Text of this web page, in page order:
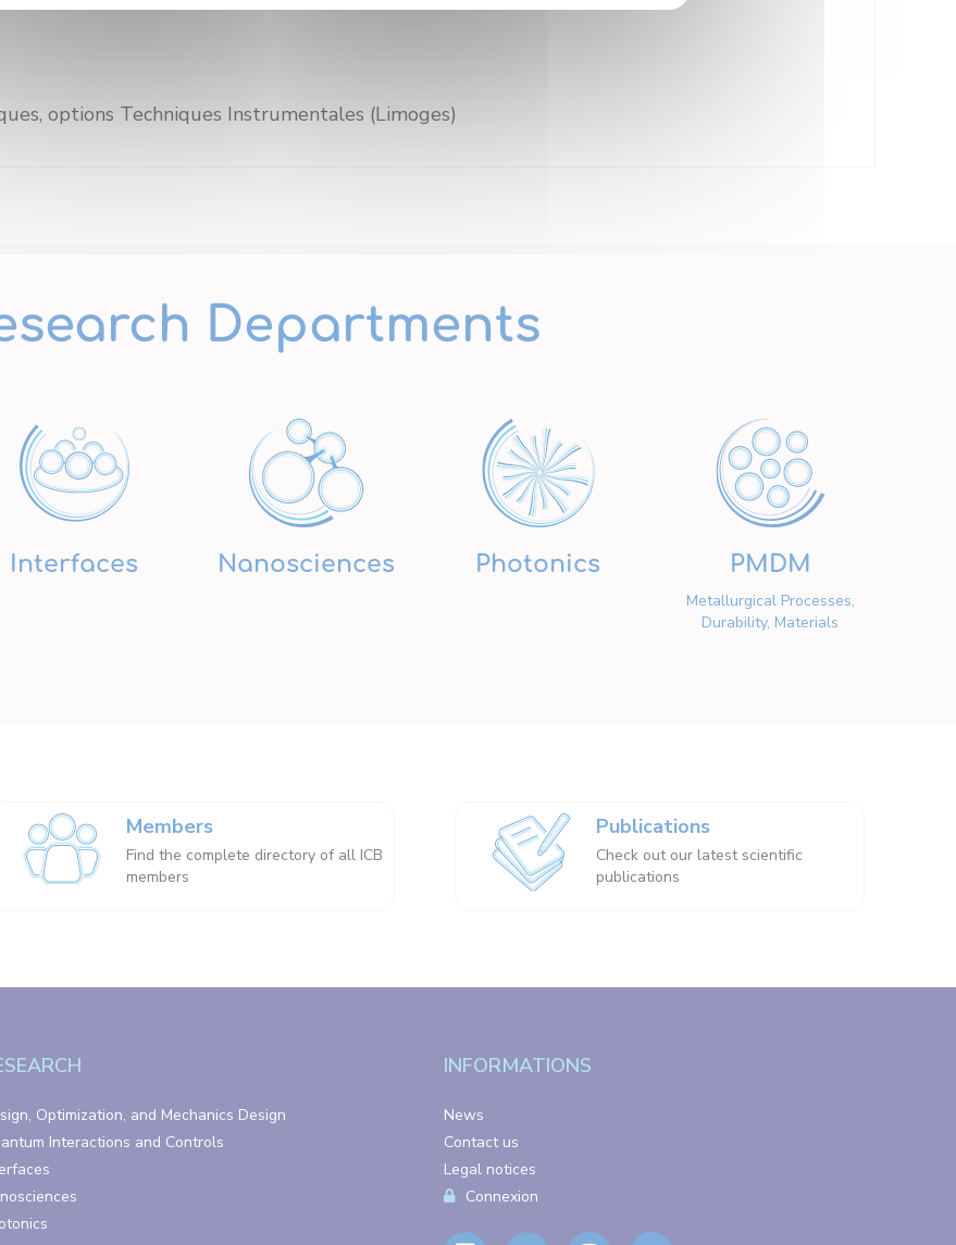
options Techniques Instrumentales (Limoges)
Departments
Interfaces Nanosciences Photonics PMDM
Metallurgical Processes,
Durability, Materials
Members
Find the complete directory of all ICB
members
Publications
Check out our latest scientific
publications
Optimization, and Mechanics Design
Interactions and Controls
INFORMATIONS
News
Contact us
Legal notices
Connexion